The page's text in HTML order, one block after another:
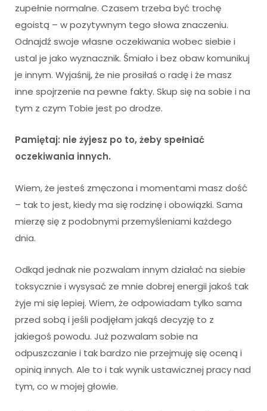
zupełnie normalne. Czasem trzeba być trochę
egoistą – w pozytywnym tego słowa znaczeniu.
Odnajdź swoje własne oczekiwania wobec siebie i
ustal je jako wyznacznik. Śmiało i bez obaw komunikuj
je innym. Wyjaśnij, że nie prosiłaś o radę i że masz
inne spojrzenie na pewne fakty. Skup się na sobie i na
tym z czym Tobie jest po drodze.
Pamiętaj: nie żyjesz po to, żeby spełniać
oczekiwania innych.
Wiem, że jesteś zmęczona i momentami masz dość
– tak to jest, kiedy ma się rodzinę i obowiązki. Sama
mierzę się z podobnymi przemyśleniami każdego
dnia.
Odkąd jednak nie pozwalam innym działać na siebie
toksycznie i wysysać ze mnie dobrej energii jakoś tak
żyje mi się lepiej. Wiem, że odpowiadam tylko sama
przed sobą i jeśli podjęłam jakąś decyzję to z
jakiegoś powodu. Już pozwalam sobie na
odpuszczanie i tak bardzo nie przejmuję się oceną i
opinią innych. Ale to i tak wynik ustawicznej pracy nad
tym, co w mojej głowie.